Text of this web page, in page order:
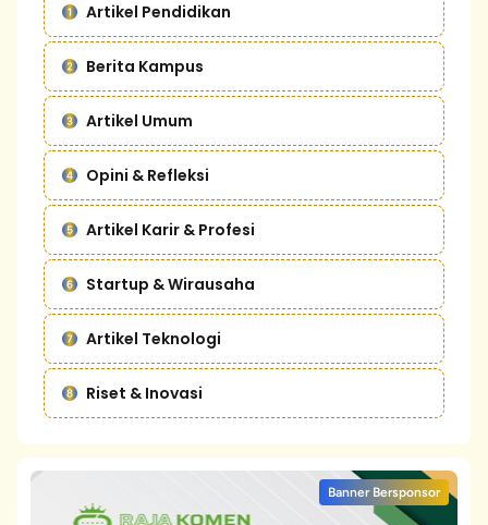
Artikel Pendidikan
Berita Kampus
Artikel Umum
Opini & Refleksi
Artikel Karir & Profesi
Startup & Wirausaha
Artikel Teknologi
Riset & Inovasi
Banner Bersponsor